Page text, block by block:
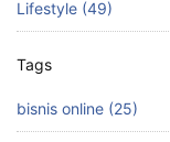
Lifestyle (49)
Tags
bisnis online (25)